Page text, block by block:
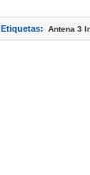
Etiquetas: Antena 3